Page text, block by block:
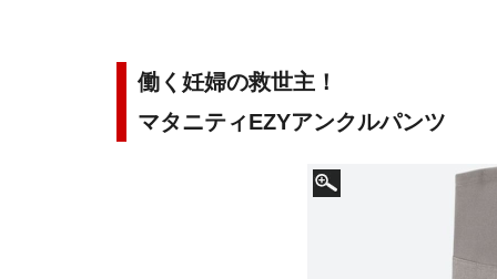
働く妊婦の救世主！
マタニティEZYアンクルパンツ